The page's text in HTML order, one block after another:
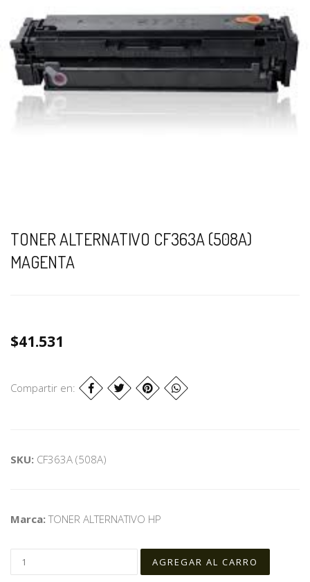
TONER ALTERNATIVO CF363A (508A)
MAGENTA
$41.531
Compartir en:
SKU: CF363A (508A)
Marca:TONER ALTERNATIVO HP